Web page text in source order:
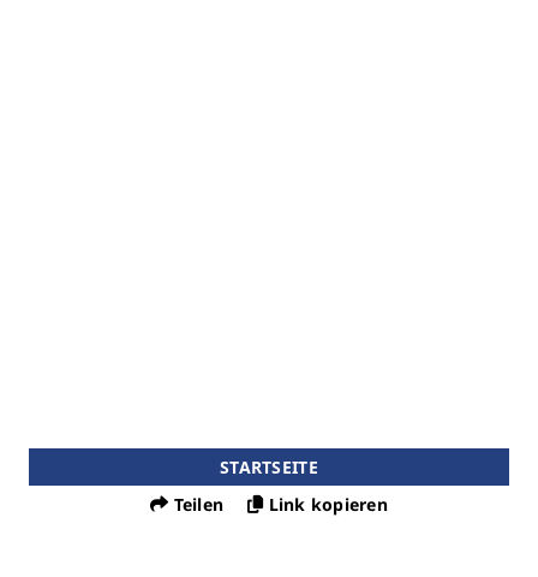
STARTSEITE
Teilen
Link kopieren